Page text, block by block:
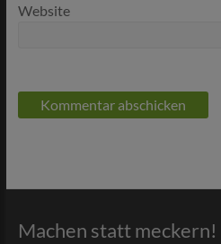
Website
Machen statt meckern!